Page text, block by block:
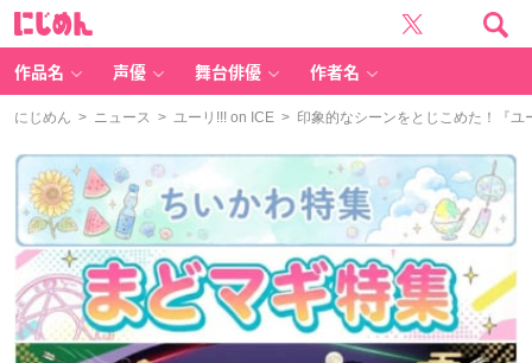
作品名 声優 舞台俳優 作者名
にじめん > ニュース > ユーリ!!! on ICE > 印象的なシーンをとじこめた！『ユ